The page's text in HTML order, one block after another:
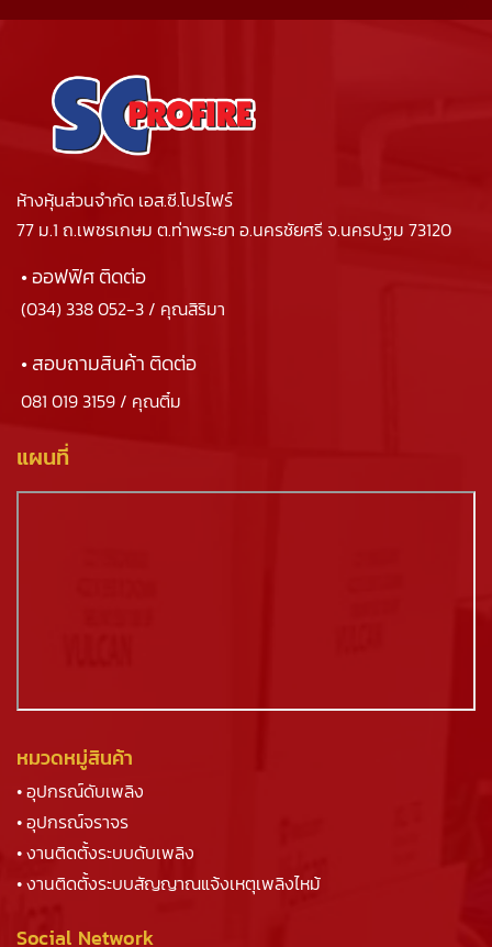
ห้างหุ้นส่วนจำกัด เอส.ซี.โปรไฟร์
77 ม.1 ถ.เพชรเกษม ต.ท่าพระยา อ.นครชัยศรี จ.นครปฐม 73120
• ออฟฟิศ ติดต่อ
(034) 338 052-3 / คุณสิริมา
• สอบถามสินค้า ติดต่อ
081 019 3159 / คุณติ๋ม
แผนที่
หมวดหมู่สินค้า
• อุปกรณ์ดับเพลิง
• อุปกรณ์จราจร
• งานติดตั้งระบบดับเพลิง
• งานติดตั้งระบบสัญญาณแจ้งเหตุเพลิงไหม้
Social Network